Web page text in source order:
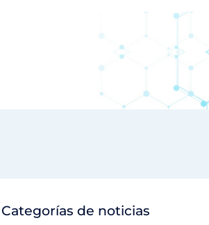
Categorías de noticias